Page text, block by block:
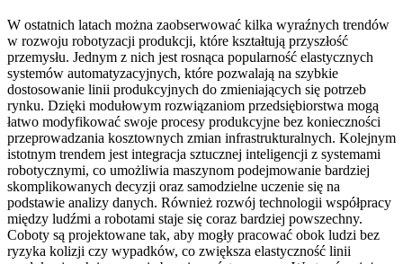
W ostatnich latach można zaobserwować kilka wyraźnych trendów
w rozwoju robotyzacji produkcji, które kształtują przyszłość
przemysłu. Jednym z nich jest rosnąca popularność elastycznych
systemów automatyzacyjnych, które pozwalają na szybkie
dostosowanie linii produkcyjnych do zmieniających się potrzeb
rynku. Dzięki modułowym rozwiązaniom przedsiębiorstwa mogą
łatwo modyfikować swoje procesy produkcyjne bez konieczności
przeprowadzania kosztownych zmian infrastrukturalnych. Kolejnym
istotnym trendem jest integracja sztucznej inteligencji z systemami
robotycznymi, co umożliwia maszynom podejmowanie bardziej
skomplikowanych decyzji oraz samodzielne uczenie się na
podstawie analizy danych. Również rozwój technologii współpracy
między ludźmi a robotami staje się coraz bardziej powszechny.
Coboty są projektowane tak, aby mogły pracować obok ludzi bez
ryzyka kolizji czy wypadków, co zwiększa elastyczność linii